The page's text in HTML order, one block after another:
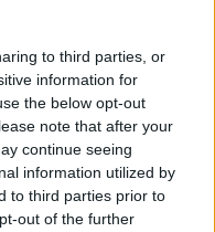
to third parties, or
information for
the below opt-out
note that after your
continue seeing
information utilized by
to third parties prior to
out of the further
οι
2025